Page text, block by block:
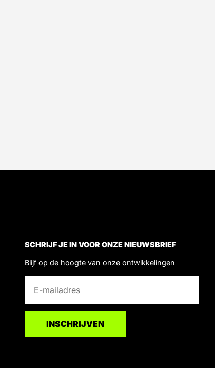
SCHRIJF JE IN VOOR ONZE NIEUWSBRIEF
Blijf op de hoogte van onze ontwikkelingen
m
m
INSCHRIJVEN